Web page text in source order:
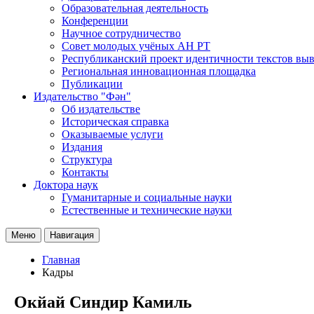
Образовательная деятельность
Конференции
Научное сотрудничество
Совет молодых учёных АН РТ
Республиканский проект идентичности текстов
Региональная инновационная площадка
Публикации
Издательство "Фән"
Об издательстве
Историческая справка
Оказываемые услуги
Издания
Структура
Контакты
Доктора наук
Гуманитарные и социальные науки
Естественные и технические науки
Меню Навигация
Главная
Кадры
Окйай Синдир Камиль